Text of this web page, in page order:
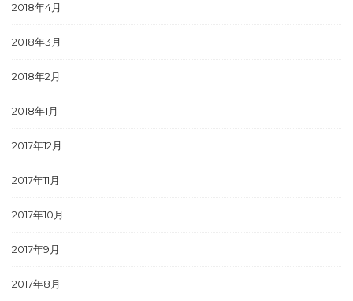
2018年4月
2018年3月
2018年2月
2018年1月
2017年12月
2017年11月
2017年10月
2017年9月
2017年8月